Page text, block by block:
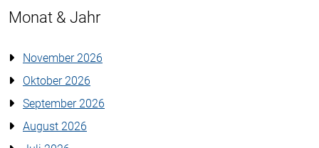
Monat & Jahr
November 2026
Oktober 2026
September 2026
August 2026